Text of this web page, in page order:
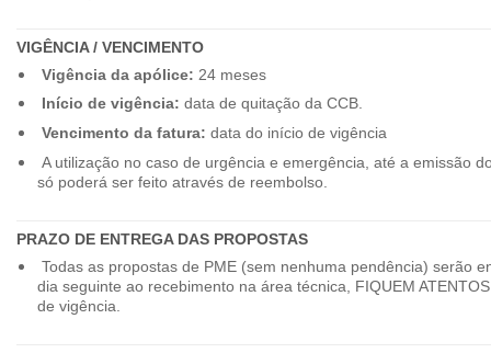
VIGÊNCIA / VENCIMENTO
Vigência da apólice: 24 meses
Início de vigência: data de quitação da CCB.
Vencimento da fatura: data do início de vigência
A utilização no caso de urgência e emergência, até a emissão
só poderá ser feito através de reembolso.
PRAZO DE ENTREGA DAS PROPOSTAS
Todas as propostas de PME (sem nenhuma pendência) serão
dia seguinte ao recebimento na área técnica, FIQUEM
de vigência.